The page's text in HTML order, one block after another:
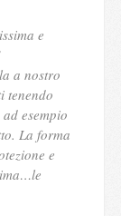
e
a nostro
tenendo
esempio
La forma
e